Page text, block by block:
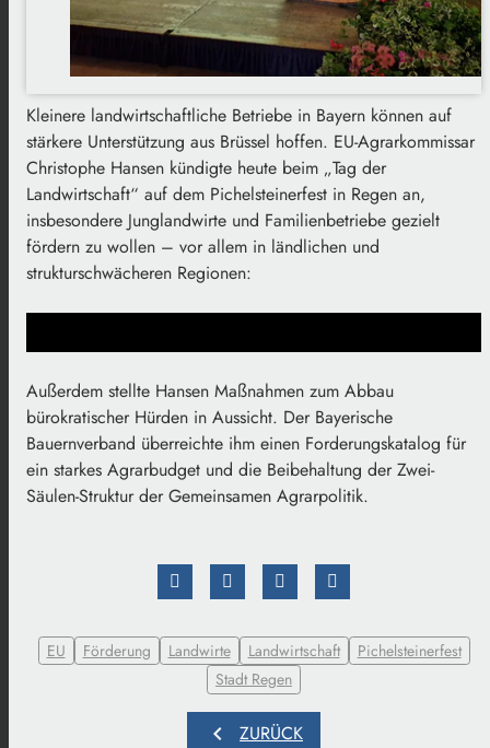
Kleinere landwirtschaftliche Betriebe in Bayern können auf
stärkere Unterstützung aus Brüssel hoffen. EU-Agrarkommissar
Christophe Hansen kündigte heute beim „Tag der
Landwirtschaft“ auf dem Pichelsteinerfest in Regen an,
insbesondere Junglandwirte und Familienbetriebe gezielt
fördern zu wollen – vor allem in ländlichen und
strukturschwächeren Regionen:
Außerdem stellte Hansen Maßnahmen zum Abbau
bürokratischer Hürden in Aussicht. Der Bayerische
Bauernverband überreichte ihm einen Forderungskatalog für
ein starkes Agrarbudget und die Beibehaltung der Zwei-
Säulen-Struktur der Gemeinsamen Agrarpolitik.
EU Förderung Landwirte Landwirtschaft
Pichelsteinerfest
Stadt Regen
chevron_left ZURÜCK